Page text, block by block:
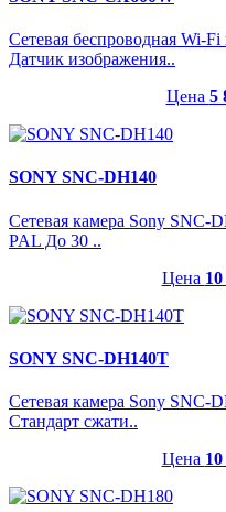
Сетевая беспроводная Wi-
Датчик изображения..
Цена 5
SONY SNC-DH140
Сетевая камера Sony SNC-
PAL До 30 ..
Цена
SONY SNC-DH140T
Сетевая камера Sony SNC-
Стандарт сжати..
Цена